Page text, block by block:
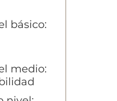
básico:
medio: